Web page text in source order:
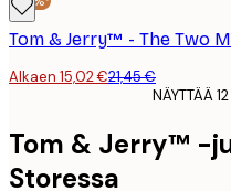
Alkaen 15,02 €21,45 €
NÄYTTÄÄ
Tom & Jerry™ -
Storessa